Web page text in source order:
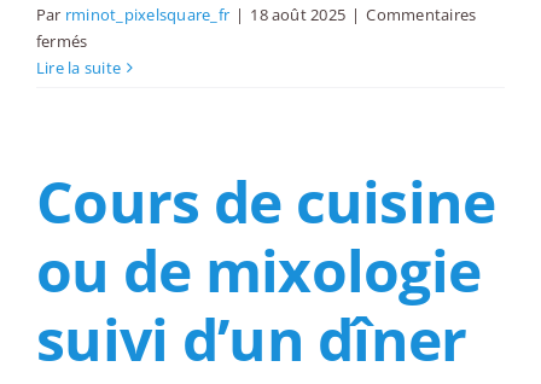
Par rminot_pixelsquare_fr | 18 août 2025 | Commentaires
ferméssur
Olympiades
e-
sport)
Lire la suite
Cours de cuisine
ou de mixologie
suivi d’un dîner